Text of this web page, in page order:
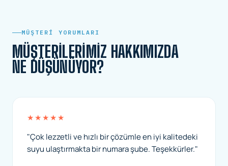
MÜŞTERI YORUMLARI
MÜŞTERILERIMIZ HAKKIMIZDA
NE DÜŞÜNÜYOR?
★★★★★
"Çok lezzetli ve hızlı bir çözümle en iyi kalitedeki
suyu ulaştırmakta bir numara şube. Teşekkürler."